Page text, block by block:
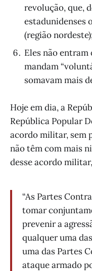
revolução, que,
estadunidenses
(região
Eles não
mandam
somavam mais
Hoje em dia, a
República Popular
acordo militar, sem
não têm com mais
desse acordo
“As Partes
tomar
prevenir a
qualquer uma
uma das Partes
ataque armado